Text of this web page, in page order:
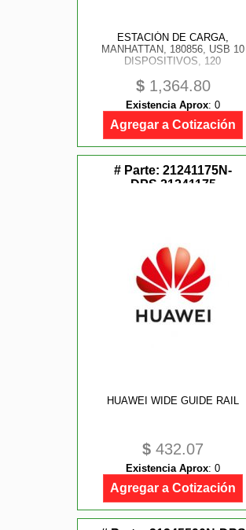
ESTACIÓN DE CARGA,
MANHATTAN, 180856, USB 10
DISPOSITIVOS, 120
$1,364.80
Existencia Aprox: 0
Agregar a Cotización
# Parte: 21241175N-
DPS,21241175
HUAWEI WIDE GUIDE RAIL
$ 432.07
Existencia Aprox: 0
Agregar a Cotización